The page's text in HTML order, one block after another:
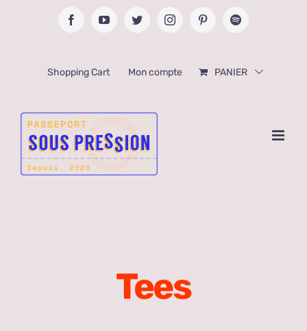
FacebookYouTubeTwitterInstagramPinterestSpotify
Shopping Cart Mon compte PANIER
Tees